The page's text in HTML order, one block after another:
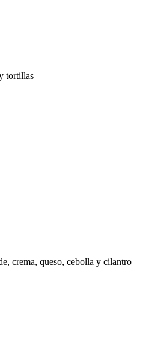
tortillas
crema, queso, cebolla y cilantro